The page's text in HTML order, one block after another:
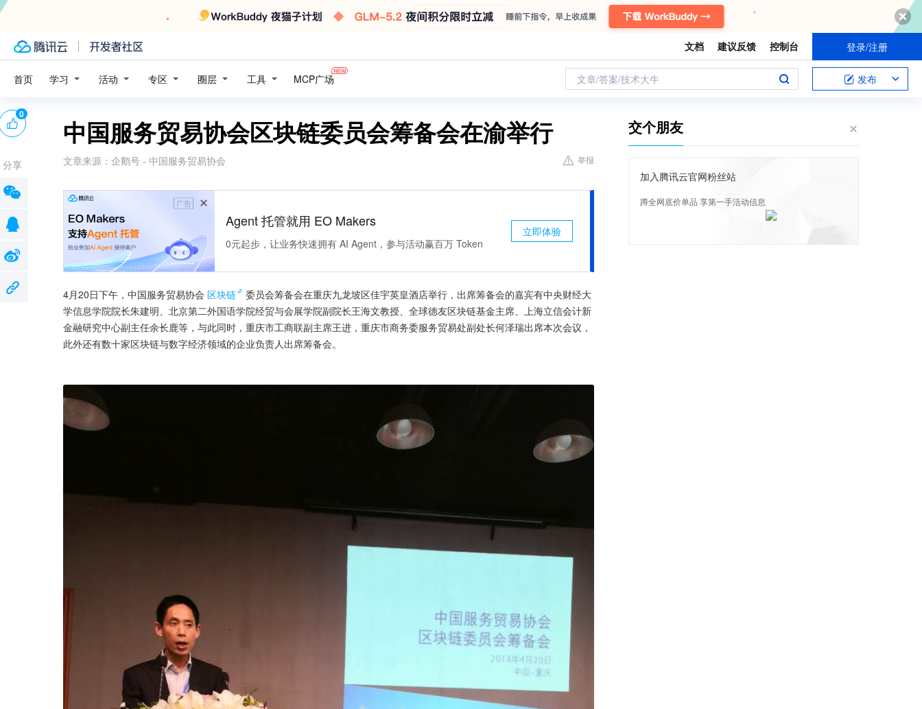
文档 建议反馈 控制台 登录/注册
首页 学习 活动 专区 圈层 工具 MCP广场 文章/答案/技术大牛 发布
中国服务贸易协会区块链委员会筹备会在渝举行
文章来源： 企鹅号 - 中国服务贸易协会 举报
广告
Agent 托管就用 EO Makers
0元起步，让业务快速拥有 AI Agent，参与活动赢百万 Token
立即体验
4月20日下午，中国服务贸易协会 区块链
委员会筹备会在重庆九龙坡区佳宇英皇酒店举行，出席筹备会的嘉宾有中央财经大
学信息学院院长朱建明、北京第二外国语学院经贸与会展学院副院长王海文教授、全球德友区块链基金主席、上海立信会计新
金融研究中心副主任余长鹿等，与此同时，重庆市工商联副主席王进，重庆市商务委服务贸易处副处长何泽瑞出席本次会议，
此外还有数十家区块链与数字经济领域的企业负责人出席筹备会。
0
分享
交个朋友
加入腾讯云官网粉丝站
蹲全网底价单品 享第一手活动信息